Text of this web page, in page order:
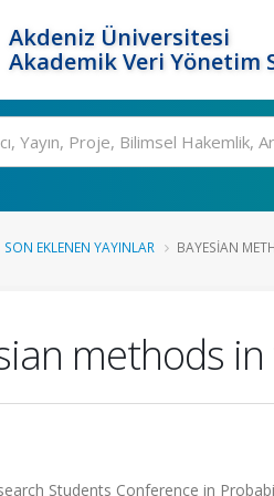
Akdeniz Üniversitesi
Akademik Veri Yönetim
SON EKLENEN YAYINLAR BAYESIAN
methods
Students Conference in